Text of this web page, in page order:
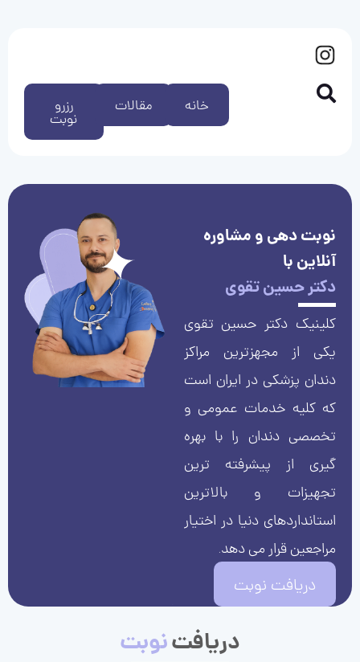
رزرو
نوبت
مقالات خانه
نوبت دهی و مشاوره
آنلاین با
دکتر حسین تقوی
کلینیک دکتر حسین تقوی
یکی از مجهزترین مراکز
دندان پزشکی در ایران است
که کلیه خدمات عمومی و
تخصصی دندان را با بهره
گیری از پیشرفته ترین
تجهیزات و بالاترین
استانداردهای دنیا در اختیار
مراجعین قرار می دهد.
دریافت نوبت
دریافتنوبت